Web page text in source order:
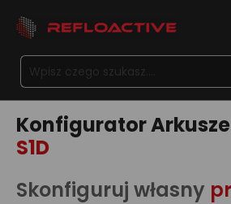
Konfigurator
S1D
Skonfiguruj własny